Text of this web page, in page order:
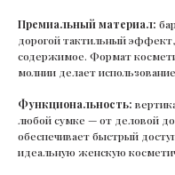
Премиальный материал:
дорогой тактильный
содержимое. Формат
молнии делает
Функциональность:
любой сумке — от деловой
обеспечивает быстрый
идеальную женскую